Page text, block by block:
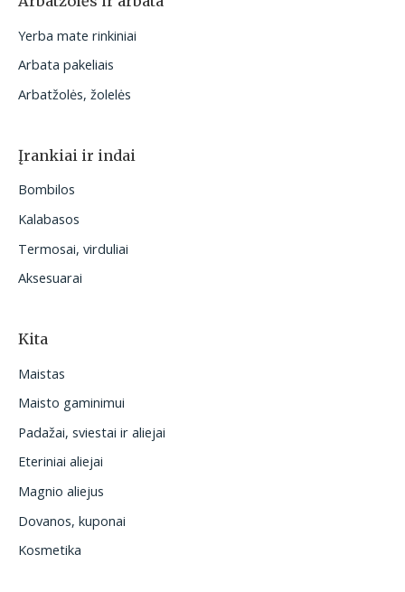
Yerba mate rinkiniai
Arbata pakeliais
Arbatžolės, žolelės
Įrankiai ir indai
Bombilos
Kalabasos
Termosai, virduliai
Aksesuarai
Kita
Maistas
Maisto gaminimui
Padažai, sviestai ir aliejai
Eteriniai aliejai
Magnio aliejus
Dovanos, kuponai
Kosmetika